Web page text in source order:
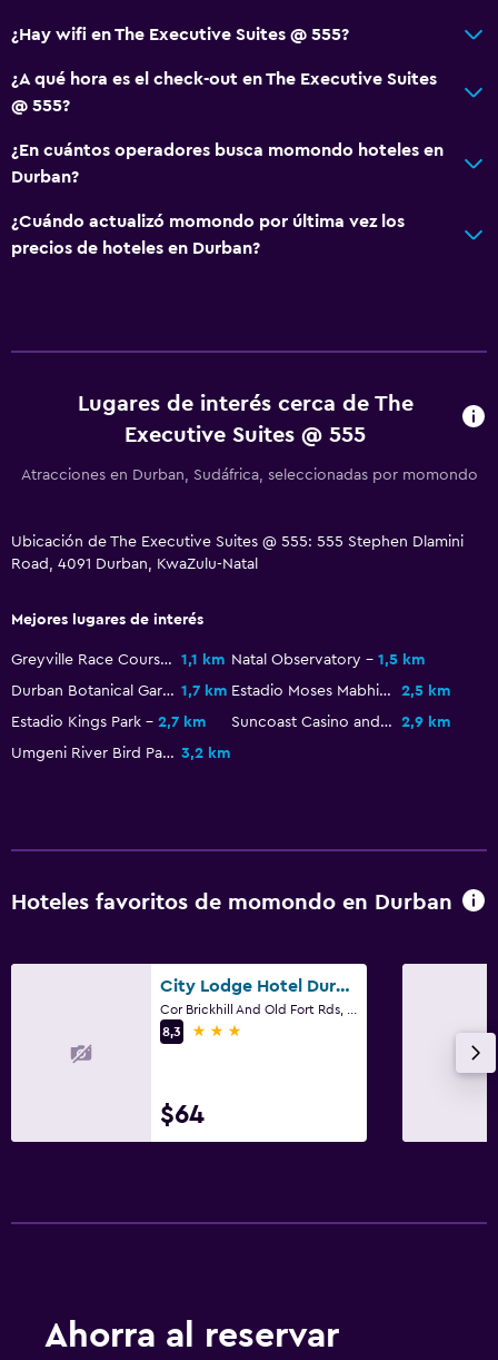
¿Hay wifi en The Executive Suites @ 555?
¿A qué hora es el check-out en The Executive Suites
@ 555?
¿En cuántos operadores busca momondo hoteles en
Durban?
¿Cuándo actualizó momondo por última vez los
precios de hoteles en Durban?
Lugares de interés cerca de The
Executive Suites @ 555
Atracciones en Durban, Sudáfrica, seleccionadas por momondo
Ubicación de The Executive Suites @ 555: 555 Stephen Dlamini
Road, 4091 Durban, KwaZulu-Natal
Mejores lugares de interés
Greyville Race Course 1,1 km Natal Observatory
1,5 km
Durban Botanical Gardens 1,7 km Estadio Moses Mabhida
2,5 km
Estadio Kings Park
2,7 km Suncoast Casino and Entertainment World
2,9 km
Umgeni River Bird Park 3,2 km
Hoteles favoritos de momondo en Durban
City Lodge Hotel Durban
8,3
3 estrellas
$64
Ahorra al reservar